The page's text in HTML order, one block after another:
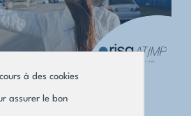
à des cookies
assurer le bon
ne sont pas les seuls